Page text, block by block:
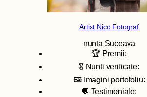
Artist Nico Fotograf
nunta Suceava
🏆 Premii:
🎖️ Nunti verificate:
🖼️ Imagini portofoliu:
💬 Testimoniale: